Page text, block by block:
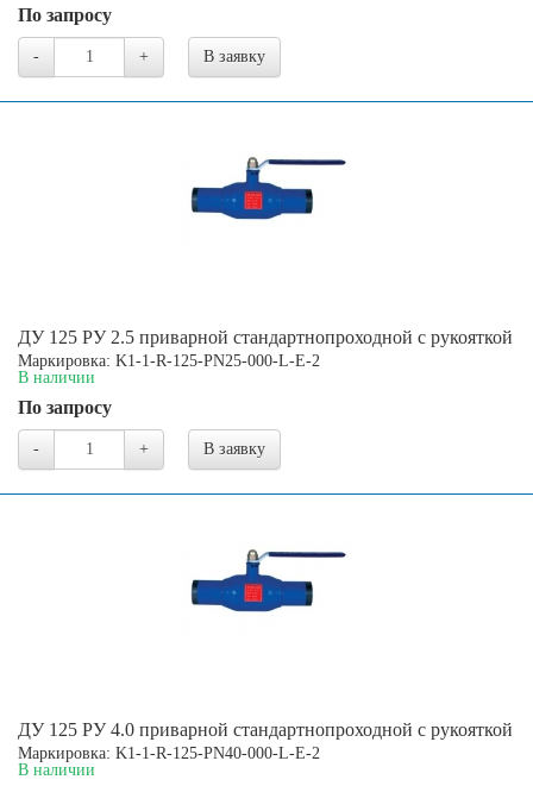
По запросу
- + В заявку
ДУ 125 РУ 2.5 приварной стандартнопроходной с рукояткой
Маркировка: K1-1-R-125-PN25-000-L-E-2
В наличии
По запросу
- + В заявку
ДУ 125 РУ 4.0 приварной стандартнопроходной с рукояткой
Маркировка: K1-1-R-125-PN40-000-L-E-2
В наличии